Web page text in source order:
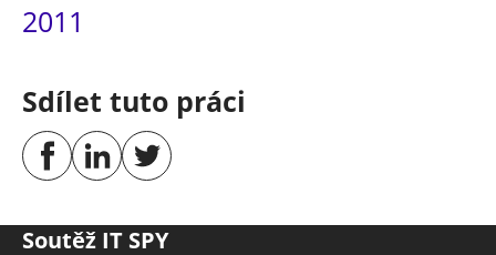
2011
Sdílet tuto práci
Soutěž IT SPY